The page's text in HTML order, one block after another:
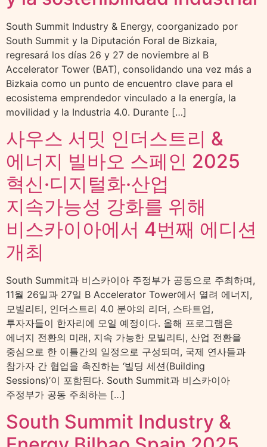
South Summit Industry & Energy, coorganizado por
South Summit y la Diputación Foral de Bizkaia,
regresará los días 26 y 27 de noviembre al B
Accelerator Tower (BAT), consolidando una vez más a
Bizkaia como un punto de encuentro clave para el
ecosistema emprendedor vinculado a la energía, la
movilidad y la Industria 4.0. Durante […]
사우스 서밋 인더스트리 &
에너지 빌바오 스페인 2025
혁신·디지털화·산업
지속가능성 강화를 위해
비스카이아에서 4번째 에디션
개최
South Summit과 비스카이아 주정부가 공동으로 주최하며,
11월 26일과 27일 B Accelerator Tower에서 열려 에너지,
모빌리티, 인더스트리 4.0 분야의 리더, 스타트업,
투자자들이 한자리에 모일 예정이다. 올해 프로그램은
에너지 전환의 미래, 지속 가능한 모빌리티, 산업 전환을
중심으로 한 이틀간의 일정으로 구성되며, 국제 연사들과
참가자 간 협업을 촉진하는 ‘빌딩 세션(Building
Sessions)’이 포함된다. South Summit과 비스카이아
주정부가 공동 주최하는 […]
South Summit Industry &